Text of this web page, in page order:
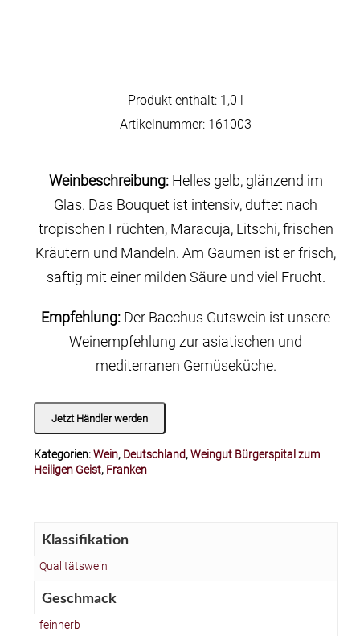
Produkt enthält: 1,0
Artikelnummer: 161003
Weinbeschreibung: Helles gelb, glänzend im
Glas. Das Bouquet ist intensiv, duftet nach
tropischen Früchten, Maracuja, Litschi, frischen
Kräutern und Mandeln. Am Gaumen ist er frisch,
saftig mit einer milden Säure und viel Frucht.
Empfehlung: Der Bacchus Gutswein ist unsere
Weinempfehlung zur asiatischen und
mediterranen Gemüseküche.
Jetzt Händler werden
Kategorien:Wein, Deutschland,Weingut Bürgerspital zum
Heiligen Geist, Franken
Klassifikation
Qualitätswein
Geschmack
feinherb